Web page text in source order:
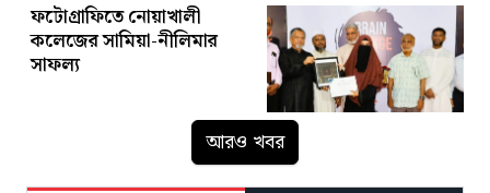
ফটোগ্রাফিতে নোয়াখালী
কলেজের সামিয়া-নীলিমার
সাফল্য
আরও খবর